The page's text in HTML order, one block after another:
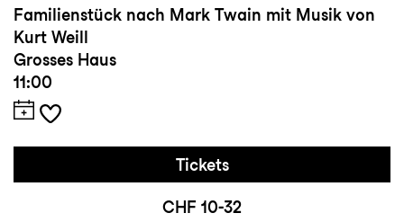
Familienstück nach Mark Twain mit Musik von
Kurt Weill
Grosses Haus
11:00
Tickets
CHF 10-32